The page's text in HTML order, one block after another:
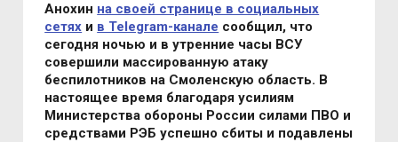
Анохин на своей странице в социальных
сетях и в Telegram-канале сообщил, что
сегодня ночью и в утренние часы ВСУ
совершили массированную атаку
беспилотников на Смоленскую область. В
настоящее время благодаря усилиям
Министерства обороны России силами ПВО и
средствами РЭБ успешно сбиты и подавлены